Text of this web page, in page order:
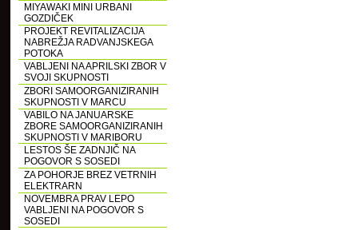
MIYAWAKI MINI URBANI
GOZDIČEK
PROJEKT REVITALIZACIJA
NABREŽJA RADVANJSKEGA
POTOKA
VABLJENI NA APRILSKI ZBOR V
SVOJI SKUPNOSTI
ZBORI SAMOORGANIZIRANIH
SKUPNOSTI V MARCU
VABILO NA JANUARSKE
ZBORE SAMOORGANIZIRANIH
SKUPNOSTI V MARIBORU
LESTOS ŠE ZADNJIČ NA
POGOVOR S SOSEDI
ZA POHORJE BREZ VETRNIH
ELEKTRARN
NOVEMBRA PRAV LEPO
VABLJENI NA POGOVOR S
SOSEDI